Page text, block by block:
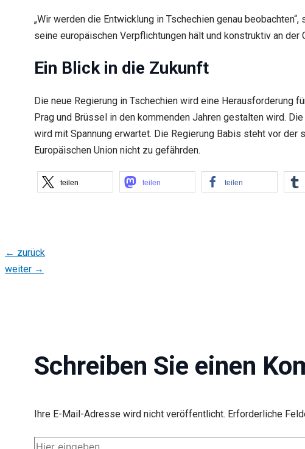
„Wir werden die Entwicklung in Tschechien genau
seine europäischen Verpflichtungen hält und konstruktiv an der
Ein Blick in die Zukunft
Die neue Regierung in Tschechien wird eine Herausforderung
Prag und Brüssel in den kommenden Jahren gestalten wird.
wird mit Spannung erwartet. Die Regierung Babis steht vor
Europäischen Union nicht zu gefährden.
teilen teilen teilen
← zurück
weiter →
Schreiben Sie einen
Ihre E-Mail-Adresse wird nicht veröffentlicht. Erforderliche
Hier